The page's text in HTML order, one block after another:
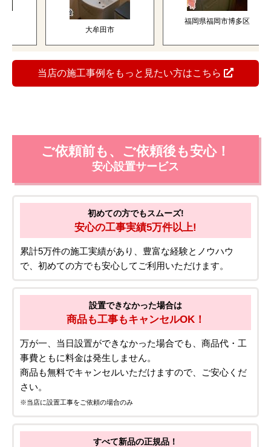
大牟田市
福岡県福岡市博多区
当店の施工事例をもっと見たい方はこちら
ご依頼前も、ご依頼後も安心！
安心設置サービス
初めての方でもスムーズ!
安心の工事実績5万件以上!
累計5万件の施工実績があり、豊富な経験とノウハウ
で、初めての方でも安心してご利用いただけます。
設置できなかった場合は
商品も工事もキャンセルOK！
万が一、当日設置ができなかった場合でも、商品代・工
事費ともに料金は発生しません。
商品も無料でキャンセルいただけますので、ご安心くだ
さい。
※当店に設置工事をご依頼の場合のみ
すべて新品の正規品！